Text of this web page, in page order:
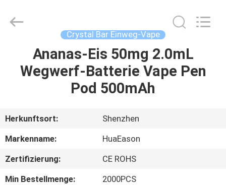
HAUS
PRODUKTE
VIDEOS
UNS
Fournisseur.
Copyright
huaeason.com.
Crystal Bar Einweg-Vape
Ananas-Eis 50mg 2.0mL
Wegwerf-Batterie Vape Pen
Pod 500mAh
Herkunftsort:
Shenzhen
Markenname:
HuaEason
Zertifizierung:
CE ROHS
Min Bestellmenge:
2000PCS